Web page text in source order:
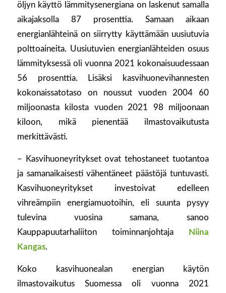
öljyn käyttö lämmitysenergiana on laskenut samalla
aikajaksolla 87 prosenttia. Samaan aikaan
energianlähteinä on siirrytty käyttämään uusiutuvia
polttoaineita. Uusiutuvien energianlähteiden osuus
lämmityksessä oli vuonna 2021 kokonaisuudessaan
56 prosenttia. Lisäksi kasvihuonevihannesten
kokonaissatotaso on noussut vuoden 2004 60
miljoonasta kilosta vuoden 2021 98 miljoonaan
kiloon, mikä pienentää ilmastovaikutusta
merkittävästi.
– Kasvihuoneyritykset ovat tehostaneet tuotantoa
ja samanaikaisesti vähentäneet päästöjä tuntuvasti.
Kasvihuoneyritykset investoivat edelleen
vihreämpiin energiamuotoihin, eli suunta pysyy
tulevina vuosina samana, sanoo
Kauppapuutarhaliiton toiminnanjohtaja
Niina
Kangas.
Koko kasvihuonealan energian käytön
ilmastovaikutus Suomessa oli vuonna 2021